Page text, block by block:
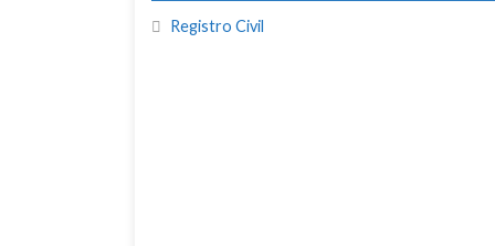
Registro Civil